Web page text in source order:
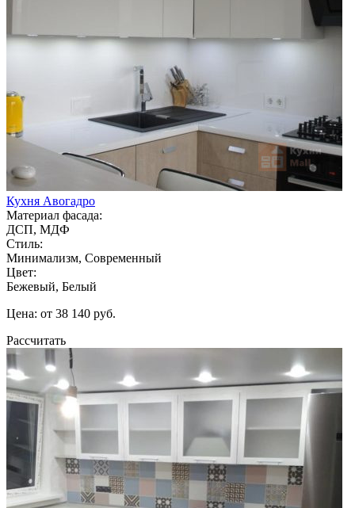
Кухня Авогадро
Материал фасада:
ДСП, МДФ
Стиль:
Минимализм, Современный
Цвет:
Бежевый, Белый
Цена: от 38 140 руб.
Рассчитать